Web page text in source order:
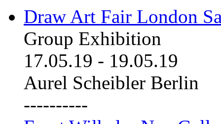
Draw Art Fair London
Group Exhibition
17.05.19 - 19.05.19
Aurel Scheibler Berlin
----------